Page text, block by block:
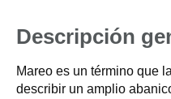
Descripción
Mareo es un término que
describir un amplio